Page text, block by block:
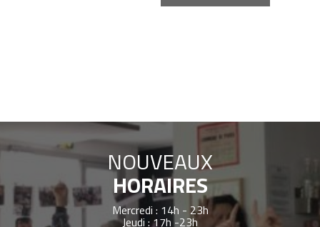
NOUVEAUX
HORAIRES
Mercredi : 14h - 23h
Jeudi : 17h -23h